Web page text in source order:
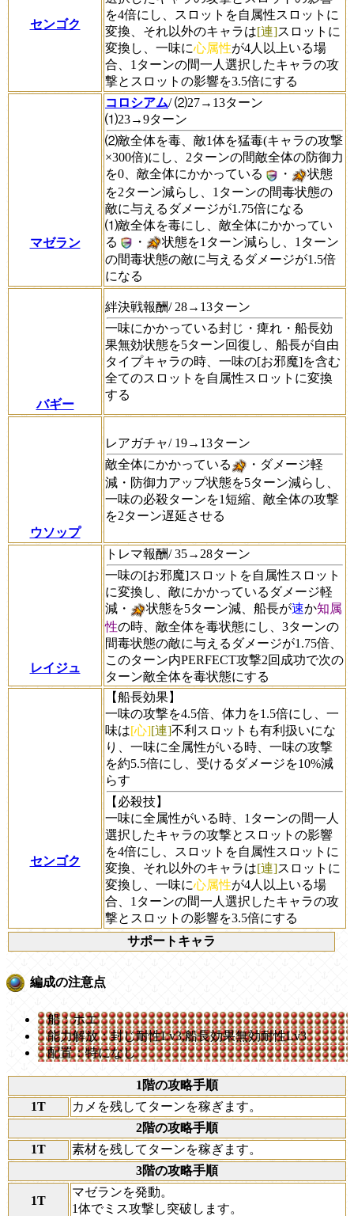
センゴク
を4倍にし、スロットを自属性スロットに
変換、それ以外のキャラは[連]スロットに
変換し、一味に心属性が4人以上いる場
合、1ターンの間一人選択したキャラの攻
撃とスロットの影響を3.5倍にする
マゼラン
コロシアム/ ⑵27→13ターン
⑴23→9ターン
⑵敵全体を毒、敵1体を猛毒(キャラの攻撃
×300倍)にし、2ターンの間敵全体の防御力
を0、敵全体にかかっている
・
状態
を2ターン減らし、1ターンの間毒状態の
敵に与えるダメージが1.75倍になる
⑴敵全体を毒にし、敵全体にかかってい
る
・
状態を1ターン減らし、1ターン
の間毒状態の敵に与えるダメージが1.5倍
になる
バギー
絆決戦報酬/ 28→13ターン
一味にかかっている封じ・痺れ・船長効
果無効状態を5ターン回復し、船長が自由
タイプキャラの時、一味の[お邪魔]を含む
全てのスロットを自属性スロットに変換
する
ウソップ
レアガチャ/ 19→13ターン
敵全体にかかっている
・ダメージ軽
減・防御力アップ状態を5ターン減らし、
一味の必殺ターンを1短縮、敵全体の攻撃
を2ターン遅延させる
レイジュ
トレマ報酬/ 35→28ターン
一味の[お邪魔]スロットを自属性スロット
に変換し、敵にかかっているダメージ軽
減・
状態を5ターン減、船長が速か知属
性の時、敵全体を毒状態にし、3ターンの
間毒状態の敵に与えるダメージが1.75倍、
このターン内PERFECT攻撃2回成功で次の
ターン敵全体を毒状態にする
センゴク
【船長効果】
一味の攻撃を4.5倍、体力を1.5倍にし、一
味は[心][連]不利スロットも有利扱いにな
り、一味に全属性がいる時、一味の攻撃
を約5.5倍にし、受けるダメージを10%減
らす
【必殺技】
一味に全属性がいる時、1ターンの間一人
選択したキャラの攻撃とスロットの影響
を4倍にし、スロットを自属性スロットに
変換、それ以外のキャラは[連]スロットに
変換し、一味に心属性が4人以上いる場
合、1ターンの間一人選択したキャラの攻
撃とスロットの影響を3.5倍にする
サポートキャラ
編成の注意点
船：ホエ
能力解放：封じ耐性Lv3,船長効果無効耐性Lv3
配置：特になし
1階の攻略手順
1T
カメを残してターンを稼ぎます。
2階の攻略手順
1T
素材を残してターンを稼ぎます。
3階の攻略手順
1T
マゼランを発動。
1体でミス攻撃し突破します。